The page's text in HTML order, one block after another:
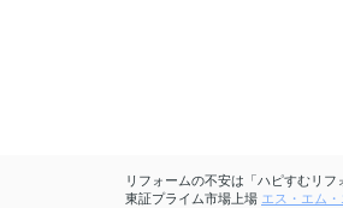
リフォームの不安は「ハピすむリフ
東証プライム市場上場 エス・エム